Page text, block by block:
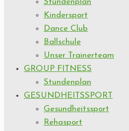
Stundenplan
Kindersport
Dance Club
Ballschule
Unser Trainerteam
GROUP FITNESS
Stundenplan
GESUNDHEITSSPORT
Gesundheitssport
Rehasport